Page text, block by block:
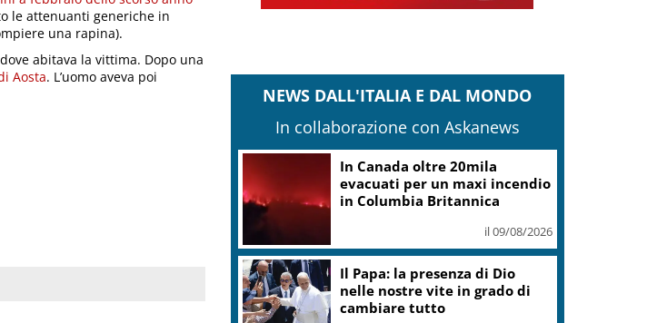
le attenuanti generiche in
una rapina).
abitava la vittima. Dopo una
Aosta. L’uomo aveva poi
NEWS DALL'ITALIA E DAL MONDO
In collaborazione con Askanews
Coldiretti: Filiera bufalina
solida ed in crescita continua
Nals Margreid racconta
l’estate con tre vini simbolo
dell’Alto Adige